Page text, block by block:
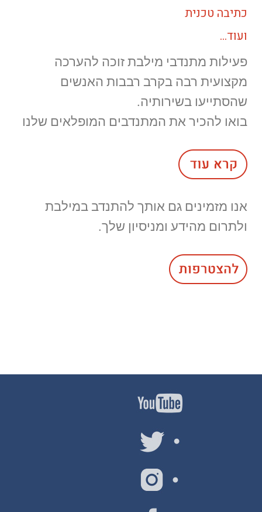
כתיבה טכנית
ועוד…
פעילות מתנדבי מילבת זוכה להערכה
מקצועית רבה בקרב רבבות האנשים
שהסתייעו בשירותיה.
בואו להכיר את המתנדבים המופלאים שלנו
אנו מזמינים גם אותך להתנדב במילבת
ולתרום מהידע ומניסיון שלך.